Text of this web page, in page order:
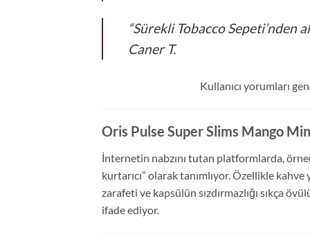
“Sürekli Tobacco Sepeti’nden
Caner T.
Kullanıcı yorumları
Oris Pulse Super Slims Mango
İnternetin nabzını tutan platformlarda,
kurtarıcı” olarak tanımlıyor. Özellikle
zarafeti ve kapsülün sızdırmazlığı sıkça
ifade ediyor.